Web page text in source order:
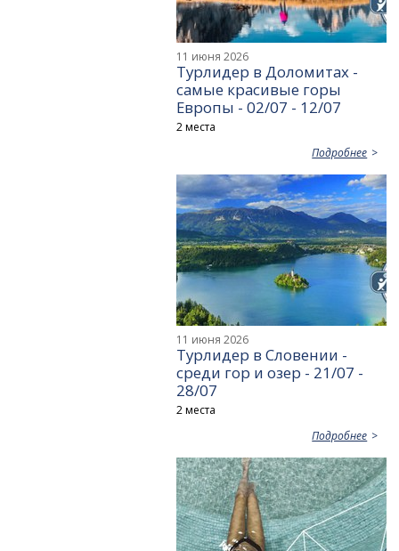
11 июня 2026
Турлидер в Доломитах -
самые красивые горы
Европы - 02/07 - 12/07
2 места
Подробнее
11 июня 2026
Турлидер в Словении -
среди гор и озер - 21/07 -
28/07
2 места
Подробнее